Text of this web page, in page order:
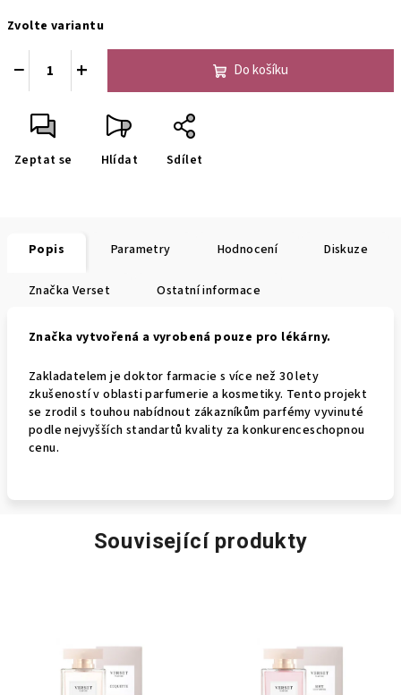
cena:
Zvolte variantu
+
− Do košíku
Zeptat se Hlídat Sdílet
Popis Parametry Hodnocení Diskuze
Značka Verset Ostatní informace
Značka vytvořená a vyrobená pouze pro lékárny.
Zakladatelem je doktor farmacie s více než 30 lety
zkušeností v oblasti parfumerie a kosmetiky. Tento projekt
se zrodil s touhou nabídnout zákazníkům parfémy vyvinuté
podle nejvyšších standartů kvality za konkurenceschopnou
cenu.
Související produkty